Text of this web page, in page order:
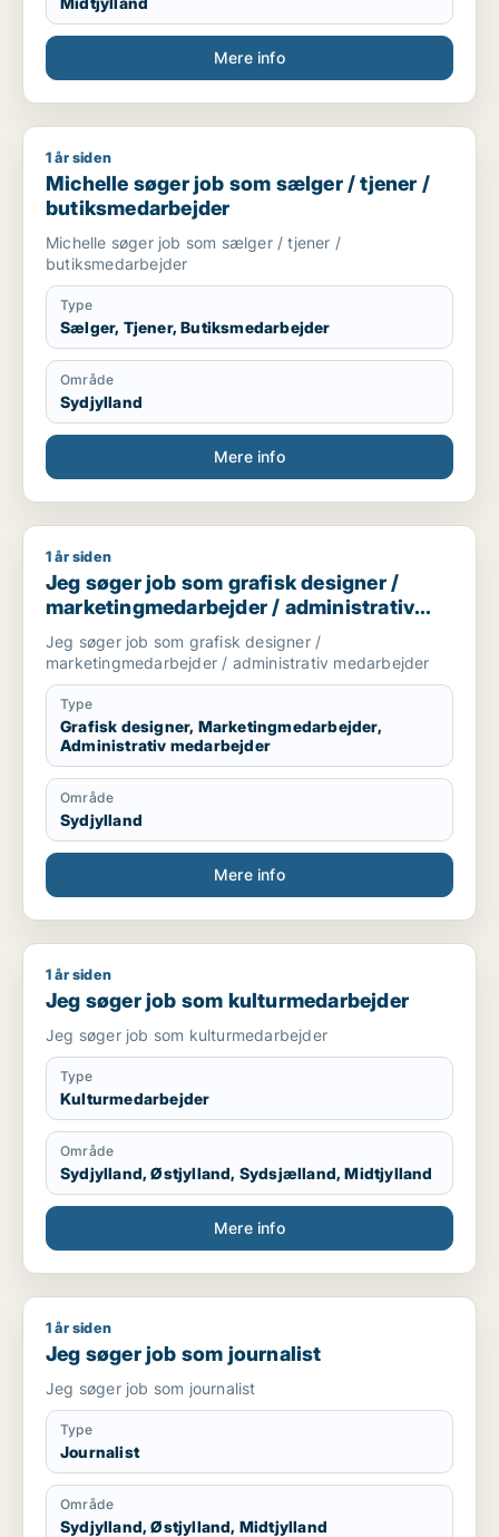
Mere info
Michelle søger job som sælger / tjener / butiksmedarbejder
1 år siden
Michelle søger job som sælger / tjener /
butiksmedarbejder
Michelle søger job som sælger / tjener /
butiksmedarbejder
Type
Sælger, Tjener, Butiksmedarbejder
Område
Sydjylland
Mere info
Jeg søger job som grafisk designer /
1 år siden
Jeg søger job som grafisk designer /
marketingmedarbejder / administrativ
medarbejder
Jeg søger job som grafisk designer /
marketingmedarbejder / administrativ medarbejder
Type
Grafisk designer, Marketingmedarbejder,
Administrativ medarbejder
Område
Sydjylland
Mere info
Jeg søger job som kulturmedarbejder
1 år siden
Jeg søger job som kulturmedarbejder
Jeg søger job som kulturmedarbejder
Type
Kulturmedarbejder
Område
Sydjylland, Østjylland, Sydsjælland, Midtjylland
Mere info
Jeg søger job som journalist
1 år siden
Jeg søger job som journalist
Jeg søger job som journalist
Type
Journalist
Område
Sydjylland, Østjylland, Midtjylland